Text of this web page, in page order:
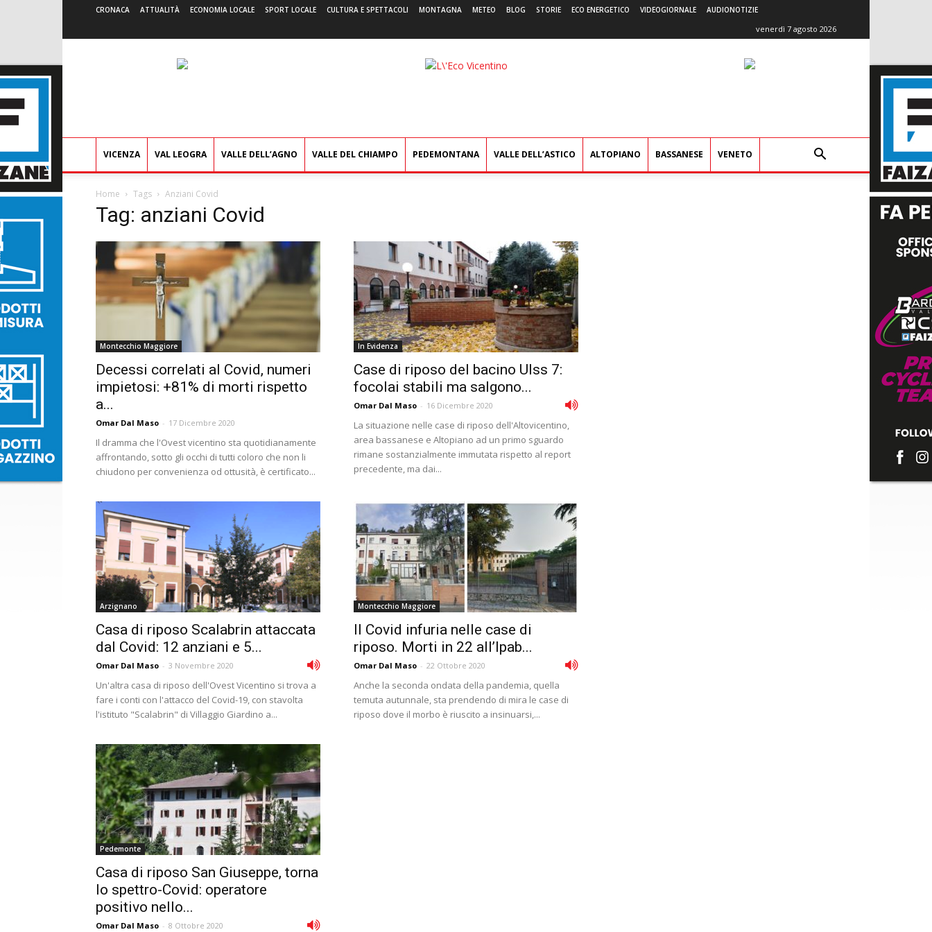
CRONACA ATTUALITÀ ECONOMIA LOCALE SPORT LOCALE CULTURA E SPETTACOLI MONTAGNA METEO BLOG STORIE ECO ENERGETICO VIDEOGIORNALE AUDIONOTIZIE
venerdì 7 agosto 2026
L'Eco
VICENZA VAL LEOGRA VALLE DELL’AGNO VALLE DEL CHIAMPO PEDEMONTANA VALLE DELL’ASTICO ALTOPIANO BASSANESE VENETO
Home Tags Anziani Covid
Tag: anziani Covid
Montecchio Maggiore
Decessi correlati al Covid, numeri
impietosi: +81% di morti rispetto
a...
Omar Dal Maso - 17 Dicembre 2020
Il dramma che l'Ovest vicentino sta quotidianamente
affrontando, sotto gli occhi di tutti coloro che non li
chiudono per convenienza od ottusità, è certificato...
In Evidenza
Case di riposo del bacino Ulss 7:
focolai stabili ma salgono...
Omar Dal Maso - 16 Dicembre 2020
La situazione nelle case di riposo dell'Altovicentino,
area bassanese e Altopiano ad un primo sguardo
rimane sostanzialmente immutata rispetto al report
precedente, ma dai...
Arzignano
Casa di riposo Scalabrin attaccata
dal Covid: 12 anziani e 5...
Omar Dal Maso - 3 Novembre 2020
Un'altra casa di riposo dell'Ovest Vicentino si trova a
fare i conti con l'attacco del Covid-19, con stavolta
l'istituto "Scalabrin" di Villaggio Giardino a...
Montecchio Maggiore
Il Covid infuria nelle case di
riposo. Morti in 22 all’Ipab...
Omar Dal Maso - 22 Ottobre 2020
Anche la seconda ondata della pandemia, quella
temuta autunnale, sta prendendo di mira le case di
riposo dove il morbo è riuscito a insinuarsi,...
Pedemonte
Casa di riposo San Giuseppe, torna
lo spettro-Covid: operatore
positivo nello...
Omar Dal Maso - 8 Ottobre 2020